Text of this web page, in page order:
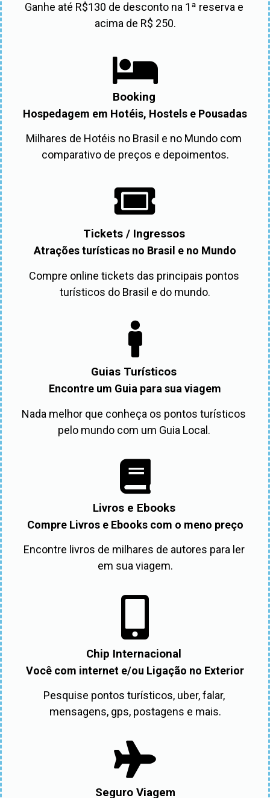
Ganhe até R$130 de desconto na 1ª reserva e
acima de R$ 250.
Booking
Hospedagem em Hotéis, Hostels e Pousadas
Milhares de Hotéis no Brasil e no Mundo com
comparativo de preços e depoimentos.
Tickets / Ingressos
Atrações turísticas no Brasil e no Mundo
Compre online tickets das principais pontos
turísticos do Brasil e do mundo.
Guias Turísticos
Encontre um Guia para sua viagem
Nada melhor que conheça os pontos turísticos
pelo mundo com um Guia Local.
Livros e Ebooks
Compre Livros e Ebooks com o meno preço
Encontre livros de milhares de autores para ler
em sua viagem.
Chip Internacional
Você com internet e/ou Ligação no Exterior
Pesquise pontos turísticos, uber, falar,
mensagens, gps, postagens e mais.
Seguro Viagem